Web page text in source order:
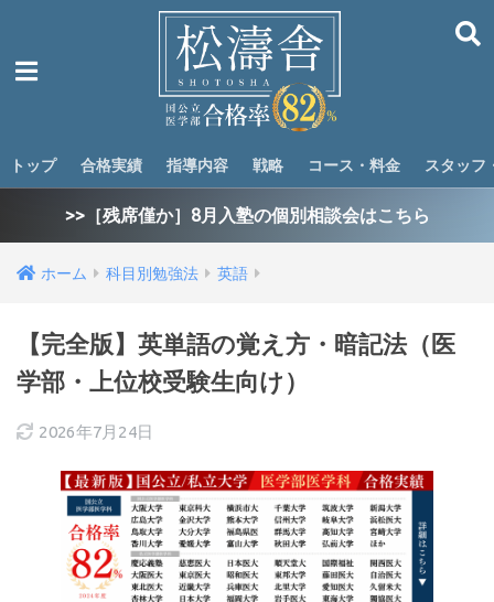
トップ 合格実績 指導内容 戦略 コース・料金 スタッフ
>>［残席僅か］8月入塾の個別相談会はこちら
ホーム 科目別勉強法 英語
【完全版】英単語の覚え方・暗記法（医
学部・上位校受験生向け）
2026年7月24日